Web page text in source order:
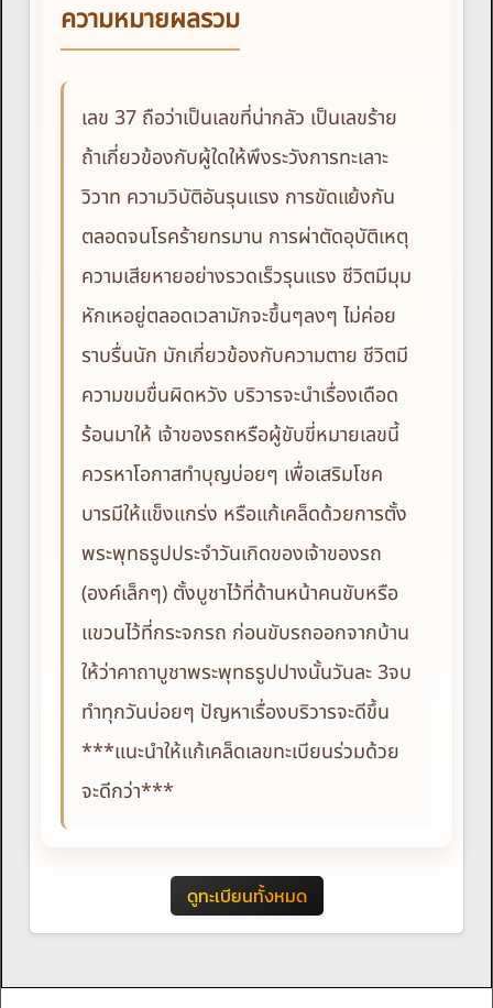
ความหมายผลรวม
เลข 37 ถือว่าเป็นเลขที่น่ากลัว เป็นเลขร้าย
ถ้าเกี่ยวข้องกับผู้ใดให้พึงระวังการทะเลาะ
วิวาท ความวิบัติอันรุนแรง การขัดแย้งกัน
ตลอดจนโรคร้ายทรมาน การผ่าตัดอุบัติเหตุ
ความเสียหายอย่างรวดเร็วรุนแรง ชีวิตมีมุม
หักเหอยู่ตลอดเวลามักจะขึ้นๆลงๆ ไม่ค่อย
ราบรื่นนัก มักเกี่ยวข้องกับความตาย ชีวิตมี
ความขมขื่นผิดหวัง บริวารจะนำเรื่องเดือด
ร้อนมาให้ เจ้าของรถหรือผู้ขับขี่หมายเลขนี้
ควรหาโอกาสทำบุญบ่อยๆ เพื่อเสริมโชค
บารมีให้แข็งแกร่ง หรือแก้เคล็ดด้วยการตั้ง
พระพุทธรูปประจำวันเกิดของเจ้าของรถ
(องค์เล็กๆ) ตั้งบูชาไว้ที่ด้านหน้าคนขับหรือ
แขวนไว้ที่กระจกรถ ก่อนขับรถออกจากบ้าน
ให้ว่าคาถาบูชาพระพุทธรูปปางนั้นวันละ 3จบ
ทำทุกวันบ่อยๆ ปัญหาเรื่องบริวารจะดีขึ้น
***แนะนำให้แก้เคล็ดเลขทะเบียนร่วมด้วย
จะดีกว่า***
ดูทะเบียนทั้งหมด